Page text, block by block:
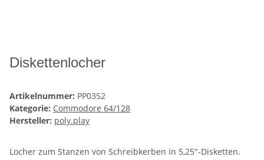
Diskettenlocher
Artikelnummer: PP0352
Kategorie: Commodore 64/128
Hersteller: poly.play
Locher zum Stanzen von Schreibkerben in 5,25"-Disketten.